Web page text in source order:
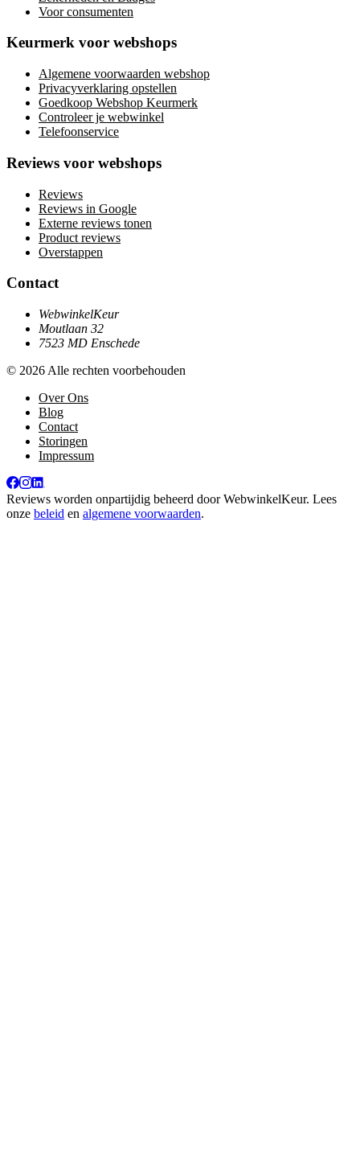
Voor consumenten
Keurmerk voor webshops
Algemene voorwaarden webshop
Privacyverklaring opstellen
Goedkoop Webshop Keurmerk
Controleer je webwinkel
Telefoonservice
Reviews voor webshops
Reviews
Reviews in Google
Externe reviews tonen
Product reviews
Overstappen
Contact
WebwinkelKeur
Moutlaan 32
7523 MD Enschede
© 2026 Alle rechten voorbehouden
Over Ons
Blog
Contact
Storingen
Impressum
Reviews worden onpartijdig beheerd doorWebwinkelKeur. Lees
onze beleid en algemene voorwaarden.